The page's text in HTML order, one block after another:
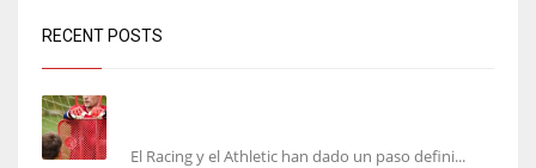
RECENT POSTS
El Racing y el Athletic han dado un paso defini...